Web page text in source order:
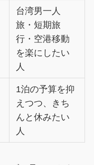
台湾男一人
旅・短期旅
行・空港移動
を楽にしたい
人
1泊の予算を抑
えつつ、きち
んと休みたい
人